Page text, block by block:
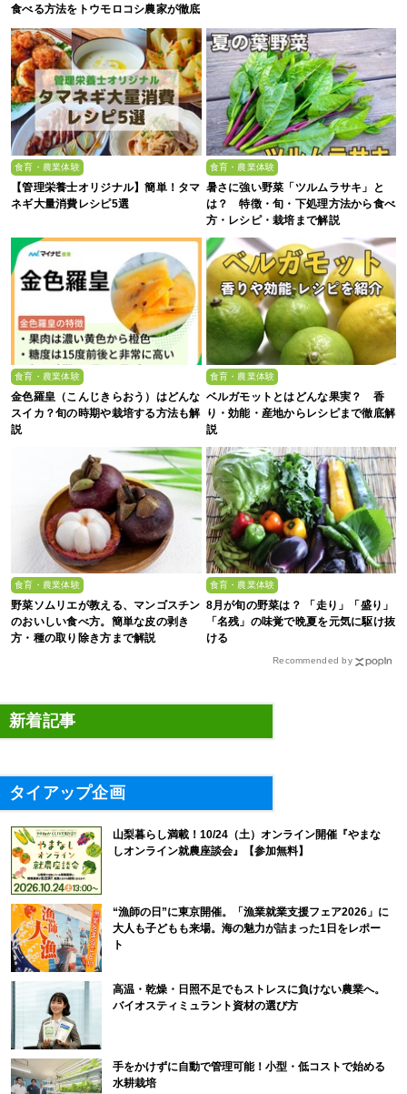
食べる方法をトウモロコシ農家が徹底
解説！
食育・農業体験
【管理栄養士オリジナル】簡単！タマ
ネギ大量消費レシピ5選
食育・農業体験
暑さに強い野菜「ツルムラサキ」と
は？ 特徴・旬・下処理方法から食べ
方・レシピ・栽培まで解説
食育・農業体験
金色羅皇（こんじきらおう）はどんな
スイカ？旬の時期や栽培する方法も解
説
食育・農業体験
ベルガモットとはどんな果実？ 香
り・効能・産地からレシピまで徹底解
説
食育・農業体験
野菜ソムリエが教える、マンゴスチン
のおいしい食べ方。簡単な皮の剥き
方・種の取り除き方まで解説
食育・農業体験
8月が旬の野菜は？ 「走り」「盛り」
「名残」の味覚で晩夏を元気に駆け抜
ける
Recommended by
新着記事
タイアップ企画
山梨暮らし満載！10/24（土）オンライン開催『やまな
しオンライン就農座談会』【参加無料】
“漁師の日”に東京開催。「漁業就業支援フェア2026」に
大人も子どもも来場。海の魅力が詰まった1日をレポー
ト
高温・乾燥・日照不足でもストレスに負けない農業へ。
バイオスティミュラント資材の選び方
手をかけずに自動で管理可能！小型・低コストで始める
水耕栽培